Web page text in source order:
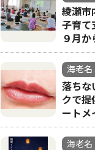
綾瀬市
子育て
９月か
海老名
落ちな
クで
ートメ
海老名